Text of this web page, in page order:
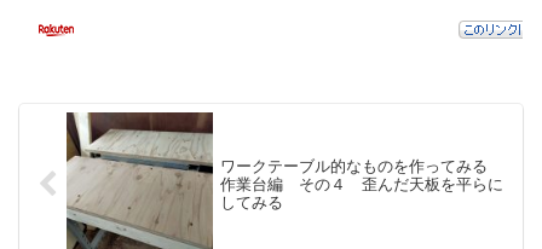
ワークテーブル的なものを作ってみる
作業台編 その４ 歪んだ天板を平らに
してみる